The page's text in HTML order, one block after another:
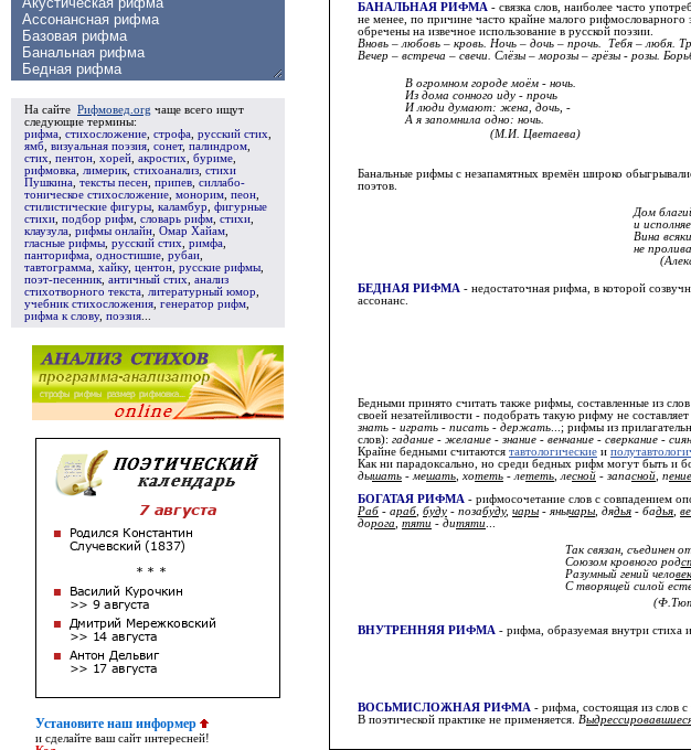
На сайте Рифмовед.org чаще всего ищут
следующие термины:
рифма стихосложение строфа русский стих
ямб визуальная поэзия сонет, палиндром
стих
пентон хорей акростих буриме
рифмовка
лимерик стихоанализ стихи
Пушкина тексты песен припев силлабо-
тоническое стихосложение монорим пеон
стилистические фигуры каламбур
фигурные
стихи подбор рифм словарь рифм стихи
клаузула рифмы онлайн Омар Хайам
гласные рифмы русский стих римфа
панторифма одностишие рубаи
тавтограмма хайку, центон русские рифмы
поэт-песенник античный стих
анализ
стихотворного текста
литературный юмор
учебник стихосложения генератор рифм
рифма к слову, поэзия
Установите наш информер
и сделайте ваш сайт интересней!
БАНАЛЬНАЯ РИФМА - связка слов, наиболее часто
не менее, по причине часто крайне малого
обречены на извечное использование в русской поэзии.
Вновь – любовь – кровь. Ночь – дочь – прочь. Тебя – любя.
Вечер – встреча – свечи. Слёзы – морозы – грёзы - розы.
В огромном городе моём - ночь.
Из дома сонного иду - прочь
И люди думают: жена, дочь, -
А я запомнила одно: ночь.
(М.И. Цветаева)
Банальные рифмы с незапамятных времён широко
поэтов.
Дом
и
Вина
не
БЕДНАЯ РИФМА - недостаточная рифма, в которой
ассонанс.
Бедными принято считать также рифмы, составленные из
своей незатейливости - подобрать такую рифму не
знать - играть - писать - держать ...; рифмы из
слов): гадание - желание - знание - венчание - сверкание -
Крайне бедными считаются тавтологические и
Как ни парадоксально, но среди бедных рифм могут быть и
дышать - мешать , хотеть - лететь , лесной - запасной , пение
БОГАТАЯ РИФМА - рифмосочетание слов с совпадением
Раб - араб буду - позабуду, чары - янычары , дядья - бадья
дорога тяти - дитяти
Так связан, съединен
Союзом кровного род
Разумный гений чело
С творящей силой
ВНУТРЕННЯЯ РИФМА - рифма, образуемая внутри стиха
ВОСЬМИСЛОЖНАЯ РИФМА - рифма, состоящая из слов
В поэтической практике не применяется. В